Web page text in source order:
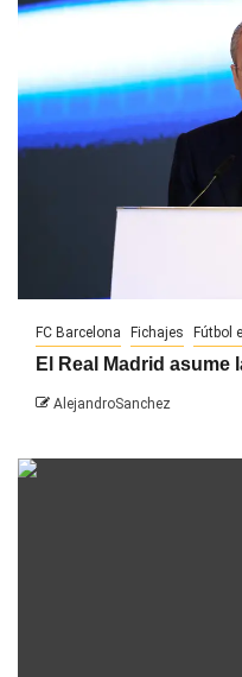
FC Barcelona Fichajes Fútbol
El Real Madrid asume
AlejandroSanchez